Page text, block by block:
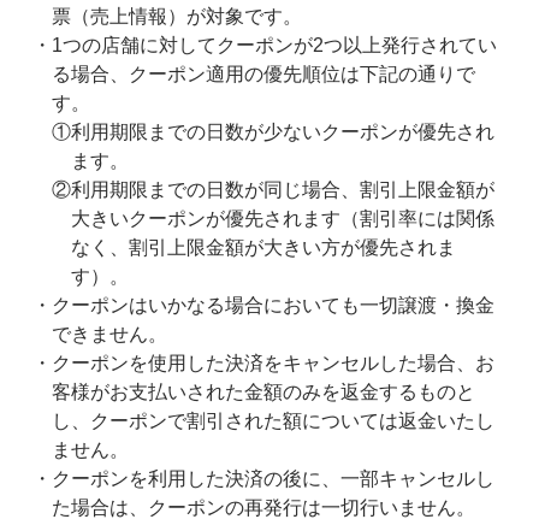
票（売上情報）が対象です。
1つの店舗に対してクーポンが2つ以上発行されてい
る場合、クーポン適用の優先順位は下記の通りで
す。
①利用期限までの日数が少ないクーポンが優先され
ます。
②利用期限までの日数が同じ場合、割引上限金額が
大きいクーポンが優先されます（割引率には関係
なく、割引上限金額が大きい方が優先されま
す）。
クーポンはいかなる場合においても一切譲渡・換金
できません。
クーポンを使用した決済をキャンセルした場合、お
客様がお支払いされた金額のみを返金するものと
し、クーポンで割引された額については返金いたし
ません。
クーポンを利用した決済の後に、一部キャンセルし
た場合は、クーポンの再発行は一切行いません。